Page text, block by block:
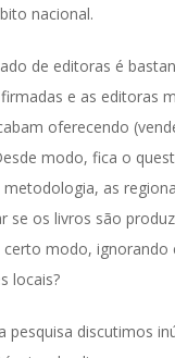
nacional.
de editoras é
e as editoras
oferecendo
modo, fica o
as
se os livros são
certo modo, ignorando
locais?
pesquisa discutimos